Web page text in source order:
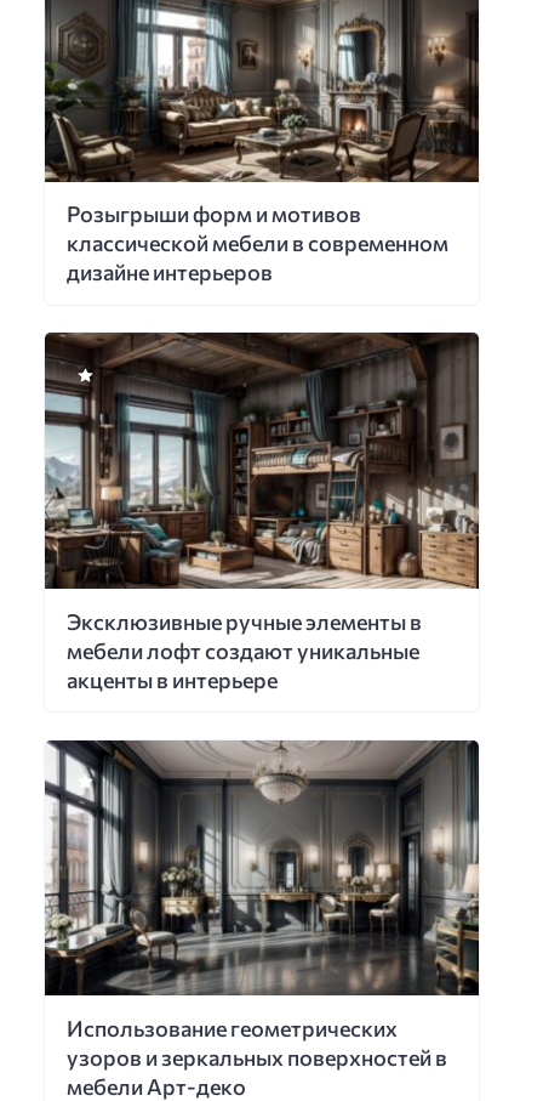
Розыгрыши форм и мотивов
классической мебели в современном
дизайне интерьеров
Эксклюзивные ручные элементы в
мебели лофт создают уникальные
акценты в интерьере
Использование геометрических
узоров и зеркальных поверхностей в
мебели Арт-деко